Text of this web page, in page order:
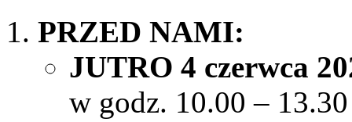
PRZED NAMI:
JUTRO 4 czerwca
w godz. 10.00 –